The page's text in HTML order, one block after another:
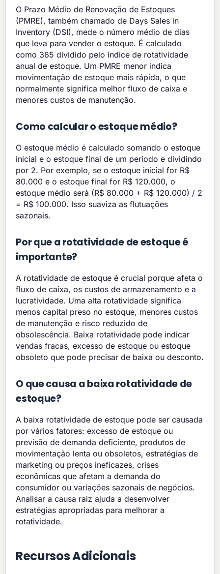
O Prazo Médio de Renovação de Estoques
(PMRE), também chamado de Days Sales in
Inventory (DSI), mede o número médio de dias
que leva para vender o estoque. É calculado
como 365 dividido pelo índice de rotatividade
anual de estoque. Um PMRE menor indica
movimentação de estoque mais rápida, o que
normalmente significa melhor fluxo de caixa e
menores custos de manutenção.
Como calcular o estoque médio?
O estoque médio é calculado somando o estoque
inicial e o estoque final de um período e dividindo
por 2. Por exemplo, se o estoque inicial for R$
80.000 e o estoque final for R$ 120.000, o
estoque médio será (R$ 80.000 + R$ 120.000) / 2
= R$ 100.000. Isso suaviza as flutuações
sazonais.
Por que a rotatividade de estoque é
importante?
A rotatividade de estoque é crucial porque afeta o
fluxo de caixa, os custos de armazenamento e a
lucratividade. Uma alta rotatividade significa
menos capital preso no estoque, menores custos
de manutenção e risco reduzido de
obsolescência. Baixa rotatividade pode indicar
vendas fracas, excesso de estoque ou estoque
obsoleto que pode precisar de baixa ou desconto.
O que causa a baixa rotatividade de
estoque?
A baixa rotatividade de estoque pode ser causada
por vários fatores: excesso de estoque ou
previsão de demanda deficiente, produtos de
movimentação lenta ou obsoletos, estratégias de
marketing ou preços ineficazes, crises
econômicas que afetam a demanda do
consumidor ou variações sazonais de negócios.
Analisar a causa raiz ajuda a desenvolver
estratégias apropriadas para melhorar a
rotatividade.
Recursos Adicionais